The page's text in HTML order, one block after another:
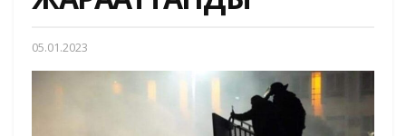
05.01.2023